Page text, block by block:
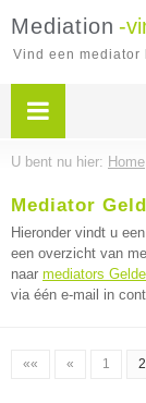
Mediation -
Vind een
U bent nu hier: Home
Mediator
Hieronder vindt u
een overzicht van
naar mediators
via één e-mail in
«« « 1 2